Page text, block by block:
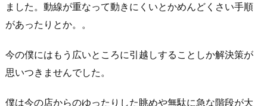
ました。動線が重なって動きにくいとかめんどくさい手順
があったりとか。。
今の僕にはもう広いところに引越しすることしか解決策が
思いつきませんでした。
僕は今の店からのゆったりした眺めや無駄に急な階段が大